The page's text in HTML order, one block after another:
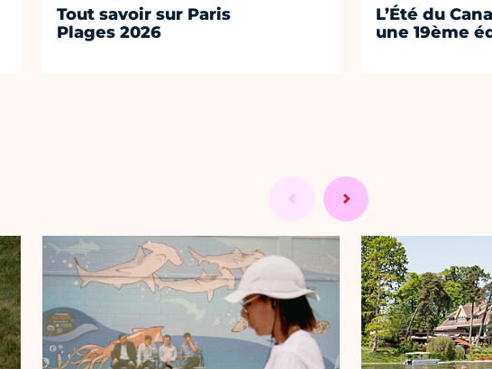
Tout savoir sur Paris
Plages 2026
L’Été du
une 19ème